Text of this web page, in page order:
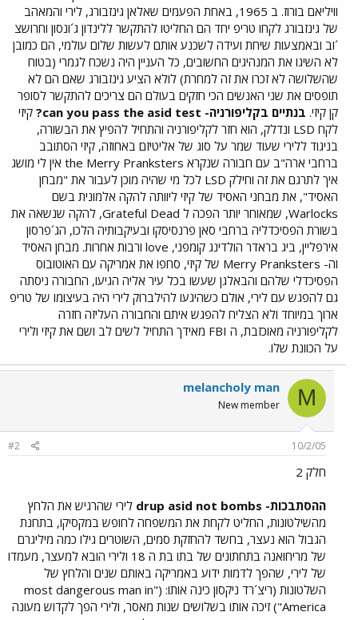
וויליאם בורוז. ב 1965, באחת הפעמים שאלאן גינזבורג, לירי והמאהב
של גינזבורג לקחו טריפ יחד הם החליטו להתקשר ללינדון ג´ונסון וחרושצ
´וב ובאמצעות שיחת ועידה לשכנע אותם לעשות שלום עולמי, הם כמובן
לא השיגו את המנהיגים החשובים, כל העניין היה נשכח לגמרי (בטוח
שהשלושה לא זכרו את זה למחרת) לולא הציע גינזבורג שאם הם לא
תופסים את שני האנשים הכי חזקים בעולם הם צריכים להתקשר לסופר
קן קיזי. בנתיים בקליפורניה- can you pass the asid test?
קיזי
לקח LSD ונדלק, הוא חזר לקליפורניה והתחיל להפיץ את הבשורה,
בניגוד ללירי שעוד שמר על סוג של אליטיזם באחוזה, קיזי הסתובב
ברחבי ארה"ב עם חבורה שנקרא the Merry Pranksters אין לי מושג
איך לתרגם את זה וחילק LSD לכל מי שהיה מוכן לעבור את "מבחן
האסיד", את מבחני האסיד של קיזי ליוותה להקה אלמונית בשם
Warlocks, שמאוחר יותר הפכה ל Grateful Dead, להקה שנשאה את
בשורת הפסיכדליה ברחבי סאן פרנסיסקו ובעיקבותיה הלכו, הג´פרסון
אירפליין, ביג בראדר הולדינג קומפני, love ורבות אחרות. מבחן האסיד
וה- Merry Pranksters של קיזי, סחפו את אמריקה עם האוטובוס
הפסיכדלי שלהם והבאלגן שעשו בכל עיר אליה הגיעו, החבורה ניסתה
גם להפגש עם לירי, אולם כשהיגעו להילברוק לירי היה בעיצומו של טריפ
ארוך במיוחד ולא הצליח להפגש איתם והחבורה העליזה חזרה
לקליפורניה מאוכזבת, ה FBI מאידך התחיל לשים לב ושם את קיזי ולירי
על הכוונת שלו.
M
melancholy man
New member
10/2/05
#2
חלק 2
ההסתבכות- drup asid not bombs
לירי שהרגיש את הלחץ
מהשילטונות, החליט לקחת את המשפחה לחופש במקסיקו, בתחנת
הגבול הוא נעצר, בחשד להחזקת סמים, השוטרים גילו כמה מיליגרם
של מריחואנה בתחתונים של בתו בת ה 18 ולירי הובא למעצר, מעמדו
של לירי, שהפך לדמות ידוע באמריקה באותם שנים והלחץ של
השלטונות (ריצ´רד ניקסון כינה אותו: ("most dangerous man in
America") זיכה אותו בשלושים שנות מאסר, ולירי הפך לקדוש מעונה